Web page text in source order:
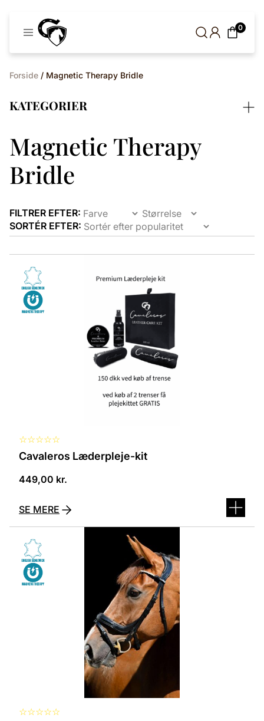
0
Forside / Magnetic Therapy Bridle
KATEGORIER
Magnetic Therapy
Bridle
FILTRER EFTER:
SORTÉR EFTER:
☆☆☆☆☆
Cavaleros Læderpleje-kit
449,00 kr.
SE MERE
☆☆☆☆☆
vare
har
flere
varianter.
Mulighederne